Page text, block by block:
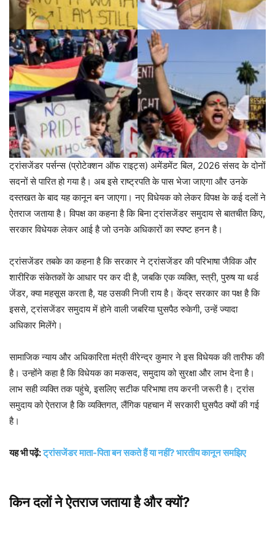
ट्रांसजेंडर पर्सन्स (प्रोटेक्शन ऑफ राइट्स) अमेंडमेंट बिल, 2026 संसद के दोनों
सदनों से पारित हो गया है। अब इसे राष्ट्रपति के पास भेजा जाएगा और उनके
दस्तखत के बाद यह कानून बन जाएगा। नए विधेयक को लेकर विपक्ष के कई दलों ने
ऐतराज जताया है। विपक्ष का कहना है कि बिना ट्रांसजेंडर समुदाय से बातचीत किए,
सरकार विधेयक लेकर आई है जो उनके अधिकारों का स्पष्ट हनन है।
ट्रांसजेंडर तबके का कहना है कि सरकार ने ट्रांसजेंडर की परिभाषा जैविक और
शारीरिक संकेतकों के आधार पर कर दी है, जबकि एक व्यक्ति, स्त्री, पुरुष या थर्ड
जेंडर, क्या महसूस करता है, यह उसकी निजी राय है। केंद्र सरकार का पक्ष है कि
इससे, ट्रांसजेंडर समुदाय में होने वाली जबरिया घुसपैठ रुकेगी, उन्हें ज्यादा
अधिकार मिलेंगे।
सामाजिक न्याय और अधिकारिता मंत्री वीरेन्द्र कुमार ने इस विधेयक की तारीफ की
है। उन्होंने कहा है कि विधेयक का मकसद, समुदाय को सुरक्षा और लाभ देना है।
लाभ सही व्यक्ति तक पहुंचे, इसलिए सटीक परिभाषा तय करनी जरूरी है। ट्रांस
समुदाय को ऐतराज है कि व्यक्तिगत, लैंगिक पहचान में सरकारी घुसपैठ क्यों की गई
है।
यह भी पढ़ें:ट्रांसजेंडर माता-पिता बन सकते हैं या नहीं? भारतीय कानून समझिए
किन दलों ने ऐतराज जताया है और क्यों?